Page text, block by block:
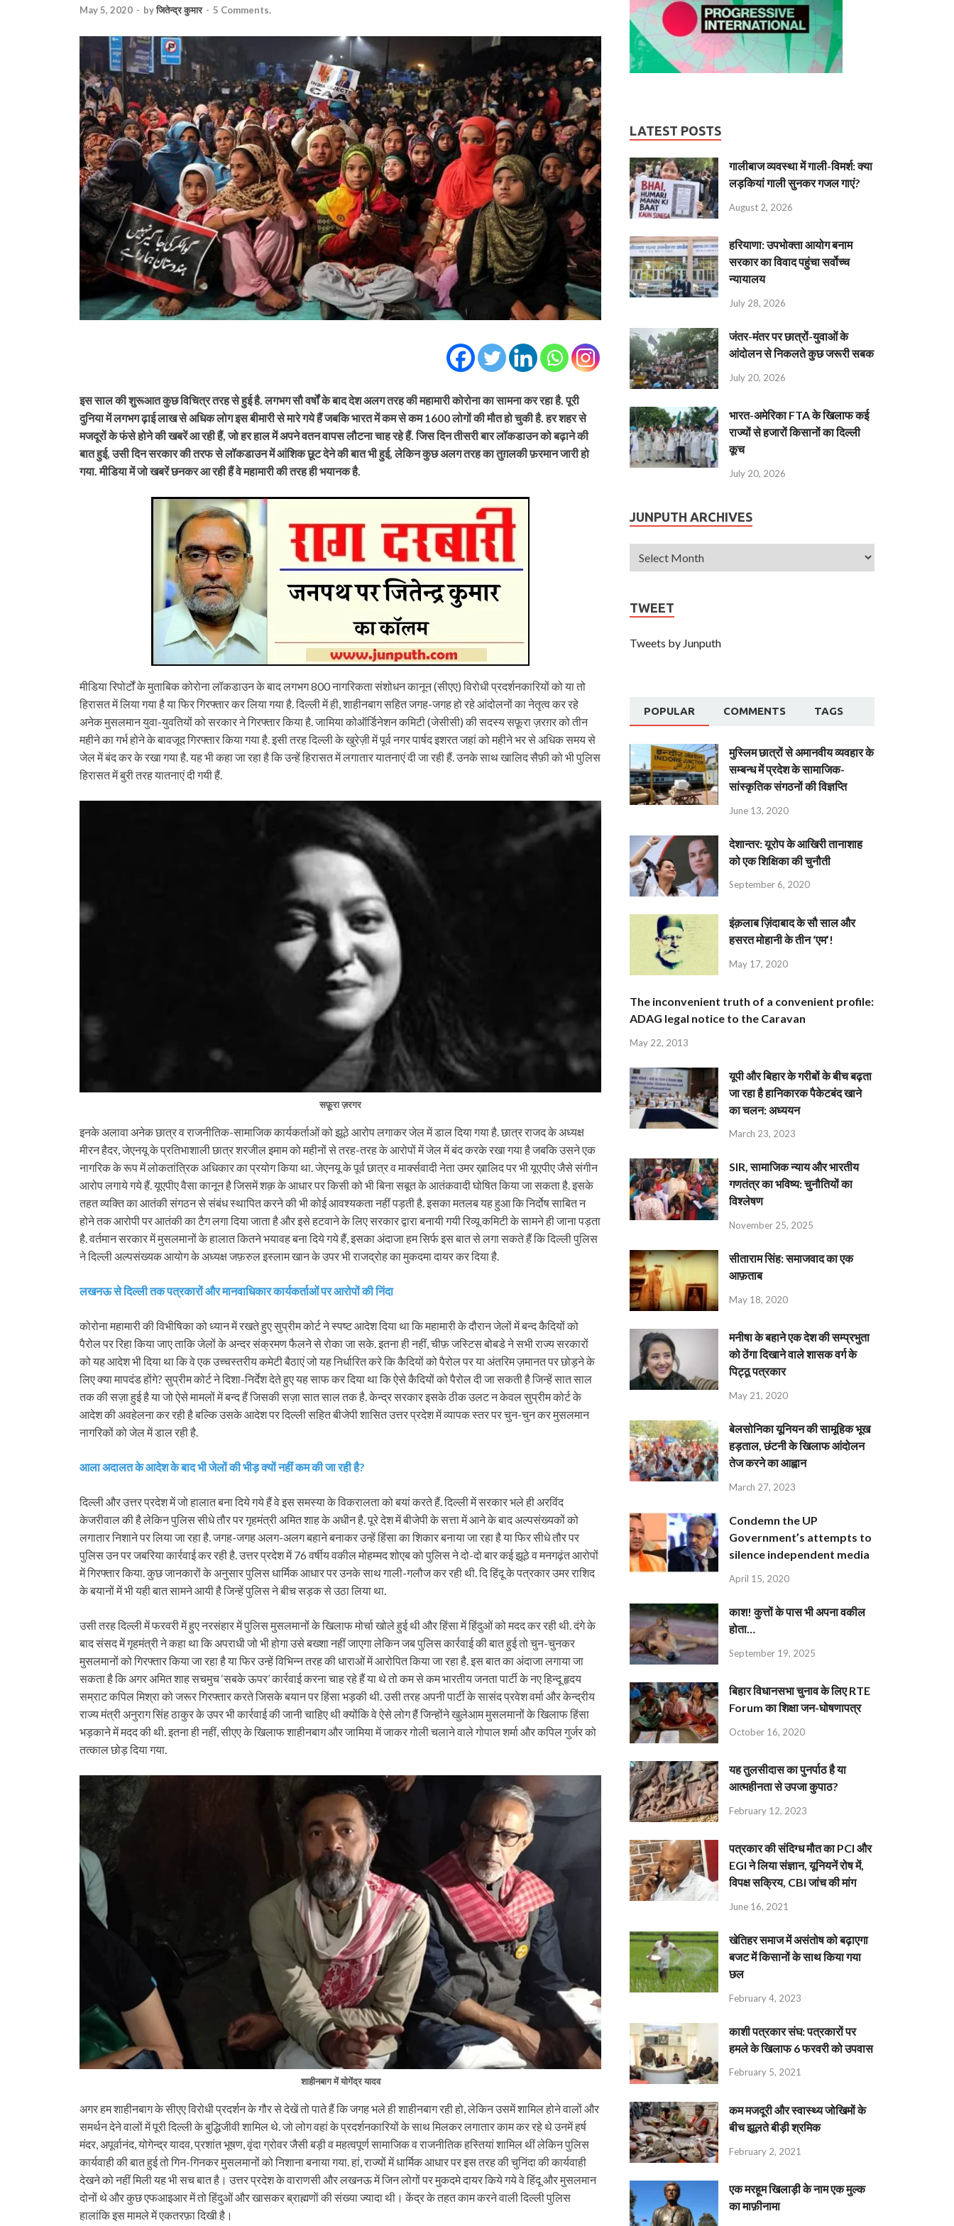
May 5, 2020 - byजितेन्द्र कुमार - 5 Comments.
इस साल की शुरूआत कुछ विचित्र तरह से हुई है. लगभग सौ वर्षों के बाद देश अलग तरह की महामारी कोरोना का सामना कर रहा है. पूरी
दुनिया में लगभग ढ़ाई लाख से अधिक लोग इस बीमारी से मारे गये हैं जबकि भारत में कम से कम 1600 लोगों की मौत हो चुकी है. हर शहर से
मजदूरों के फंसे होने की खबरें आ रही हैं, जो हर हाल में अपने वतन वापस लौटना चाह रहे हैं. जिस दिन तीसरी बार लॉकडाउन को बढ़ाने की
बात हुई, उसी दिन सरकार की तरफ से लॉकडाउन में आंशिक छूट देने की बात भी हुई, लेकिन कुछ अलग तरह का तुग़लकी फ़रमान जारी हो
गया. मीडिया में जो खबरें छनकर आ रही हैं वे महामारी की तरह ही भयानक है.
मीडिया रिपोर्टों के मुताबिक कोरोना लॉकडाउन के बाद लगभग 800 नागरिकता संशोधन कानून (सीएए) विरोधी प्रदर्शनकारियों को या तो
हिरासत में लिया गया है या फिर गिरफ्तार कर लिया गया है. दिल्ली में ही, शाहीनबाग सहित जगह-जगह हो रहे आंदोलनों का नेतृत्व कर रहे
अनेक मुसलमान युवा-युवतियों को सरकार ने गिरफ्तार किया है. जामिया कोऑर्डिनेशन कमिटी (जेसीसी) की सदस्य सफ़ूरा ज़रग़र को तीन
महीने का गर्भ होने के बावजूद गिरफ्तार किया गया है. इसी तरह दिल्ली के खुरेज़ी में पूर्व नगर पार्षद इशरत जहां को महीने भर से अधिक समय से
जेल में बंद कर के रखा गया है. यह भी कहा जा रहा है कि उन्हें हिरासत में लगातार यातनाएं दी जा रही हैं. उनके साथ खालिद सैफ़ी को भी पुलिस
हिरासत में बुरी तरह यातनाएं दी गयी हैं.
सफ़ूरा ज़रगर
इनके अलावा अनेक छात्र व राजनीतिक-सामाजिक कार्यकर्ताओं को झूठे आरोप लगाकर जेल में डाल दिया गया है. छात्र राजद के अध्यक्ष
मीरन हैदर, जेएनयू के प्रतिभाशाली छात्र शरजील इमाम को महीनों से तरह-तरह के आरोपों में जेल में बंद करके रखा गया है जबकि उसने एक
नागरिक के रूप में लोकतांत्रिक अधिकार का प्रयोग किया था. जेएनयू के पूर्व छात्र व मार्क्सवादी नेता उमर ख़ालिद पर भी यूएपीए जैसे संगीन
आरोप लगाये गये हैं. यूएपीए वैसा कानून है जिसमें शक़ के आधार पर किसी को भी बिना सबूत के आतंकवादी घोषित किया जा सकता है. इसके
तहत व्यक्ति का आतंकी संगठन से संबंध स्थापित करने की भी कोई आवश्यकता नहीं पड़ती है. इसका मतलब यह हुआ कि निर्दोष साबित न
होने तक आरोपी पर आतंकी का टैग लगा दिया जाता है और इसे हटवाने के लिए सरकार द्वारा बनायी गयी रिव्यू कमिटी के सामने ही जाना पड़ता
है. वर्तमान सरकार में मुसलमानों के हालात कितने भयावह बना दिये गये हैं, इसका अंदाजा हम सिर्फ इस बात से लगा सकते हैं कि दिल्ली पुलिस
ने दिल्ली अल्पसंख्यक आयोग के अध्यक्ष जफ़रुल इस्लाम खान के उपर भी राजद्रोह का मुकदमा दायर कर दिया है.
लखनऊ से दिल्ली तक पत्रकारों और मानवाधिकार कार्यकर्ताओं पर आरोपों की निंदा
कोरोना महामारी की विभीषिका को ध्यान में रखते हुए सुप्रीम कोर्ट ने स्पष्ट आदेश दिया था कि महामारी के दौरान जेलों में बन्द कैदियों को
पैरोल पर रिहा किया जाए ताकि जेलों के अन्दर संक्रमण फैलने से रोका जा सके. इतना ही नहीं, चीफ़ जस्टिस बोबडे ने सभी राज्य सरकारों
को यह आदेश भी दिया था कि वे एक उच्चस्तरीय कमेटी बैठाएं जो यह निर्धारित करे कि कैदियों को पैरोल पर या अंतरिम ज़मानत पर छोड़ने के
लिए क्या मापदंड होंगे? सुप्रीम कोर्ट ने दिशा-निर्देश देते हुए यह साफ कर दिया था कि ऐसे कैदियों को पैरोल दी जा सकती है जिन्हें सात साल
तक की सज़ा हुई है या जो ऐसे मामलों में बन्द हैं जिसकी सज़ा सात साल तक है. केन्द्र सरकार इसके ठीक उलट न केवल सुप्रीम कोर्ट के
आदेश की अवहेलना कर रही है बल्कि उसके आदेश पर दिल्ली सहित बीजेपी शासित उत्तर प्रदेश में व्यापक स्तर पर चुन-चुन कर मुसलमान
नागरिकों को जेल में डाल रही है.
आला अदालत के आदेश के बाद भी जेलों की भीड़ क्यों नहीं कम की जा रही है?
दिल्ली और उत्तर प्रदेश में जो हालात बना दिये गये हैं वे इस समस्या के विकरालता को बयां करते हैं. दिल्ली में सरकार भले ही अरविंद
केजरीवाल की है लेकिन पुलिस सीधे तौर पर गृहमंत्री अमित शाह के अधीन है. पूरे देश में बीजेपी के सत्ता में आने के बाद अल्पसंख्यकों को
लगातार निशाने पर लिया जा रहा है. जगह-जगह अलग-अलग बहाने बनाकर उन्हें हिंसा का शिकार बनाया जा रहा है या फिर सीधे तौर पर
पुलिस उन पर जबरिया कार्रवाई कर रही है. उत्तर प्रदेश में 76 वर्षीय वकील मोहम्मद शोएब को पुलिस ने दो-दो बार कई झूठे व मनगढ़ंत आरोपों
में गिरफ्तार किया. कुछ जानकारों के अनुसार पुलिस धार्मिक आधार पर उनके साथ गाली-गलौज कर रही थी. दि हिंदू के पत्रकार उमर राशिद
के बयानों में भी यही बात सामने आयी है जिन्हें पुलिस ने बीच सड़क से उठा लिया था.
उसी तरह दिल्ली में फरवरी में हुए नरसंहार में पुलिस मुसलमानों के खिलाफ मोर्चा खोले हुई थी और हिंसा में हिंदुओं को मदद कर रही थी. दंगे के
बाद संसद में गृहमंत्री ने कहा था कि अपराधी जो भी होगा उसे बख्शा नहीं जाएगा लेकिन जब पुलिस कार्रवाई की बात हुई तो चुन-चुनकर
मुसलमानों को गिरफ्तार किया जा रहा है या फिर उन्हें विभिन्न तरह की धाराओं में आरोपित किया जा रहा है. इस बात का अंदाजा लगाया जा
सकता है कि अगर अमित शाह सचमुच ‘सबके ऊपर’ कार्रवाई करना चाह रहे हैं या थे तो कम से कम भारतीय जनता पार्टी के नए हिन्दू हृदय
सम्राट कपिल मिश्रा को जरूर गिरफ्तार करते जिसके बयान पर हिंसा भड़की थी. उसी तरह अपनी पार्टी के सासंद प्रवेश वर्मा और केन्द्रीय
राज्य मंत्री अनुराग सिंह ठाकुर के उपर भी कार्रवाई की जानी चाहिए थी क्योंकि वे ऐसे लोग हैं जिन्होंने खुलेआम मुसलमानों के खिलाफ हिंसा
भड़काने में मदद की थी. इतना ही नहीं, सीएए के खिलाफ शाहीनबाग और जामिया में जाकर गोली चलाने वाले गोपाल शर्मा और कपिल गुर्जर को
तत्काल छोड़ दिया गया.
शाहीनबाग में योगेंद्र यादव
अगर हम शाहीनबाग के सीएए विरोधी प्रदर्शन के गौर से देखें तो पाते हैं कि जगह भले ही शाहीनबाग रही हो, लेकिन उसमें शामिल होने वालों और
समर्थन देने वालों में पूरी दिल्ली के बुद्धिजीवी शामिल थे. जो लोग वहां के प्रदर्शनकारियों के साथ मिलकर लगातार काम कर रहे थे उनमें हर्ष
मंदर, अपूर्वानंद, योगेन्द्र यादव, प्रशांत भूषण, वृंदा ग्रोवर जैसी बड़ी व महत्वपूर्ण सामाजिक व राजनीतिक हस्तियां शामिल थीं लेकिन पुलिस
कार्यवाही की बात हुई तो गिन-गिनकर मुसलमानों को निशाना बनाया गया. हां, राज्यों में धार्मिक आधार पर इस तरह की चुनिंदा की कार्यवाही
देखने को नहीं मिली यह भी सच बात है। उत्तर प्रदेश के वाराणसी और लखनऊ में जिन लोगों पर मुकदमे दायर किये गये वे हिंदू और मुसलमान
दोनों थे और कुछ एफआइआर में तो हिंदुओं और खासकर ब्राह्मणाें की संख्या ज्यादा थी। केंद्र के तहत काम करने वाली दिल्ली पुलिस
हालांकि इस मामले में एकतरफ़ा दिखी है।
LATEST POSTS
गालीबाज व्‍यवस्‍था में गाली-विमर्श: क्या
लड़कियां गाली सुनकर गजल गाएं?
August 2, 2026
हरियाणा: उपभोक्ता आयोग बनाम
सरकार का विवाद पहुंचा सर्वोच्च
न्यायालय
July 28, 2026
जंतर-मंतर पर छात्रों-युवाओं के
आंदोलन से निकलते कुछ जरूरी सबक
July 20, 2026
भारत-अमेरिका FTA के खिलाफ कई
राज्यों से हजारों किसानों का दिल्ली
कूच
July 20, 2026
JUNPUTH ARCHIVES
TWEET
Tweets by Junputh
POPULAR COMMENTS TAGS
मुस्लिम छात्रों से अमानवीय व्यवहार के
सम्बन्ध में प्रदेश के सामाजिक-
सांस्कृतिक संगठनों की विज्ञप्ति
June 13, 2020
देशान्‍तर: यूरोप के आखिरी तानाशाह
को एक शिक्षिका की चुनौती
September 6, 2020
इंक़लाब ज़िंदाबाद के सौ साल और
हसरत मोहानी के तीन ‘एम’!
May 17, 2020
The inconvenient truth of a convenient profile:
ADAG legal notice to the Caravan
May 22, 2013
यूपी और बिहार के गरीबों के बीच बढ़ता
जा रहा है हानिकारक पैकेटबंद खाने
का चलन: अध्ययन
March 23, 2023
SIR, सामाजिक न्याय और भारतीय
गणतंत्र का भविष्य: चुनौतियों का
विश्लेषण
November 25, 2025
सीताराम सिंह: समाजवाद का एक
आफ़ताब
May 18, 2020
मनीषा के बहाने एक देश की सम्प्रभुता
को ठेंगा दिखाने वाले शासक वर्ग के
पिट्ठू पत्रकार
May 21, 2020
बेलसोनिका यूनियन की सामूहिक भूख
हड़ताल, छंटनी के खिलाफ आंदोलन
तेज करने का आह्वान
March 27, 2023
Condemn the UP
Government’s attempts to
silence independent media
April 15, 2020
काश! कुत्तों के पास भी अपना वकील
होता…
September 19, 2025
बिहार विधानसभा चुनाव के लिए RTE
Forum का शिक्षा जन-घोषणापत्र
October 16, 2020
यह तुलसीदास का पुनर्पाठ है या
आत्महीनता से उपजा कुपाठ?
February 12, 2023
पत्रकार की संदिग्ध मौत का PCI और
EGI ने लिया संज्ञान, यूनियनें रोष में,
विपक्ष सक्रिय, CBI जांच की मांग
June 16, 2021
खेतिहर समाज में असंतोष को बढ़ाएगा
बजट में किसानों के साथ किया गया
छल
February 4, 2023
काशी पत्रकार संघ: पत्रकारों पर
हमले के खिलाफ 6 फरवरी को उपवास
February 5, 2021
कम मजदूरी और स्वास्थ्य जोखिमों के
बीच झूलते बीड़ी श्रमिक
February 2, 2021
एक मरहूम खिलाड़ी के नाम एक मुल्क
का माफ़ीनामा